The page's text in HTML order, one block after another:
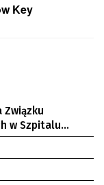
Key
Związku
w Szpitalu
Regionu NSZZ